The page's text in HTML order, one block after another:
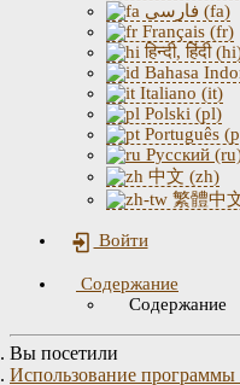
فارسی (fa)
Français (fr)
हिन्दी, हिंदी
Bahasa
Italiano (it)
Polski (pl)
Português
Русский
中文 (zh)
繁體中
Войти
Содержание
Содержание
Вы посетили
Использование